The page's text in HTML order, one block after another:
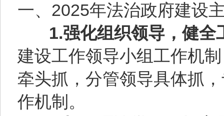
一、2025年法治政府建设
1.强化组织领导，健全
建设工作领导小组工作机
牵头抓，分管领导具体抓
作机制。